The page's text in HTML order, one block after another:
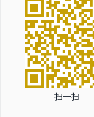
扫一扫